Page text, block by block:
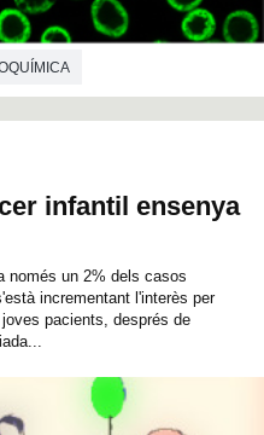
infantil ensenya
només un 2% dels casos
incrementant l'interès per
pacients, després de